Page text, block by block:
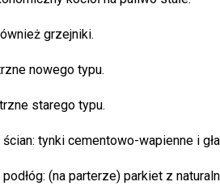
grzejniki.
nowego typu.
starego typu.
tynki cementowo-wapienne i
(na parterze) parkiet z